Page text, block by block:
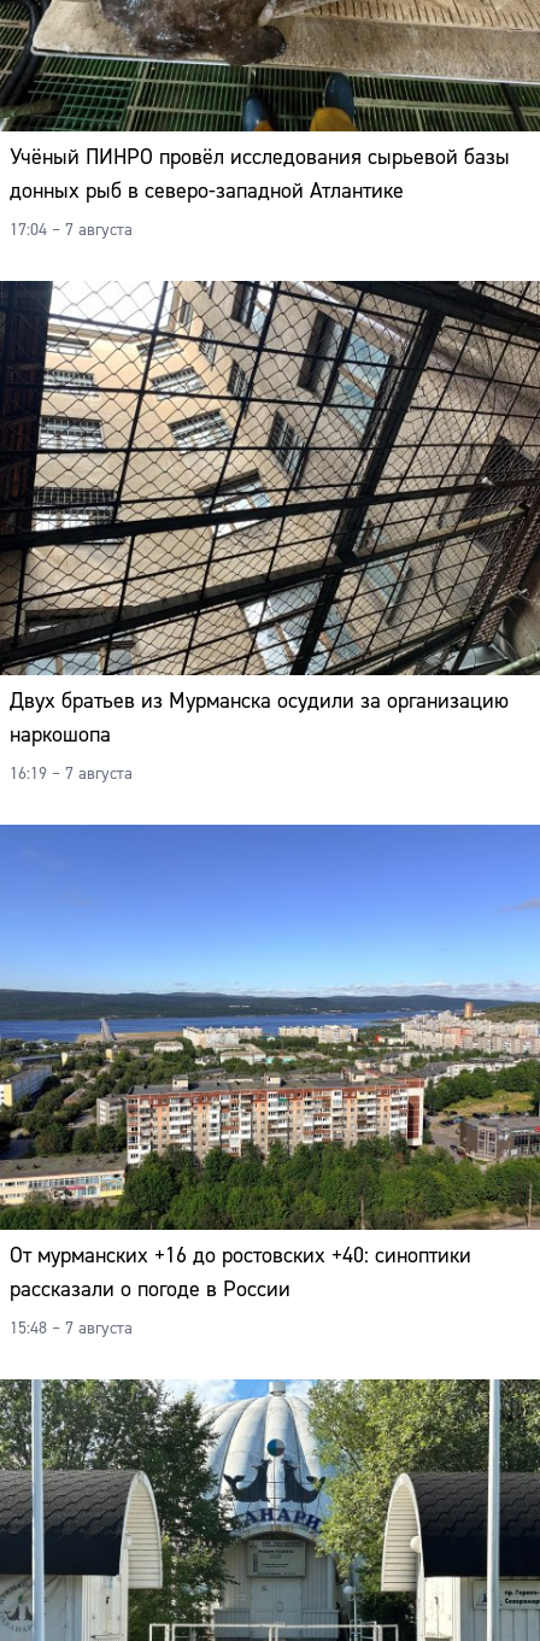
Учёный ПИНРО провёл исследования сырьевой базы
донных рыб в северо-западной Атлантике
17:04 – 7 августа
Двух братьев из Мурманска осудили за организацию
наркошопа
16:19 – 7 августа
От мурманских +16 до ростовских +40: синоптики
рассказали о погоде в России
15:48 – 7 августа